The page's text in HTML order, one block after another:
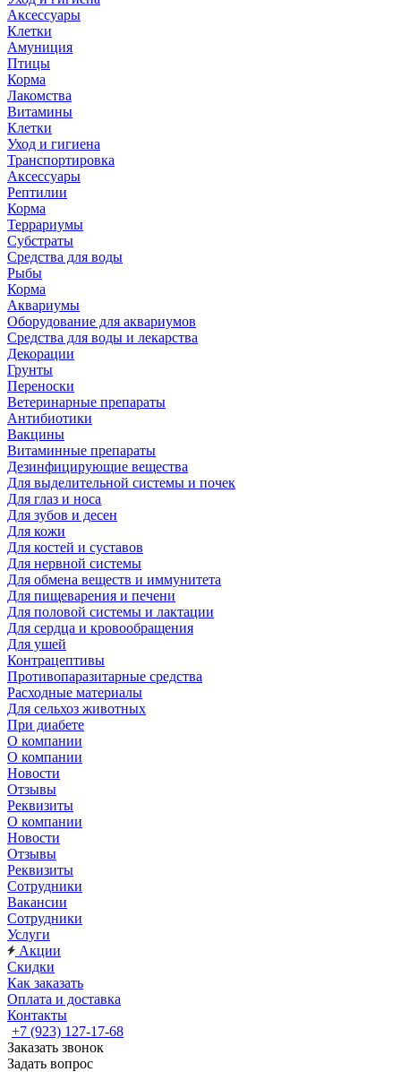
Аксессуары
Клетки
Амуниция
Птицы
Корма
Лакомства
Витамины
Клетки
Уход и гигиена
Транспортировка
Аксессуары
Рептилии
Корма
Террариумы
Субстраты
Средства для воды
Рыбы
Корма
Аквариумы
Оборудование для аквариумов
Средства для воды и лекарства
Декорации
Грунты
Переноски
Ветеринарные препараты
Антибиотики
Вакцины
Витаминные препараты
Дезинфицирующие вещества
Для выделительной системы и почек
Для глаз и носа
Для зубов и десен
Для кожи
Для костей и суставов
Для нервной системы
Для обмена веществ и иммунитета
Для пищеварения и печени
Для половой системы и лактации
Для сердца и кровообращения
Для ушей
Контрацептивы
Противопаразитарные средства
Расходные материалы
Для сельхоз животных
При диабете
О компании
О компании
Новости
Отзывы
Реквизиты
О компании
Новости
Отзывы
Реквизиты
Сотрудники
Вакансии
Сотрудники
Услуги
Акции
Скидки
Как заказать
Оплата и доставка
Контакты
+7 (923) 127-17-68
Заказать звонок
Задать вопрос